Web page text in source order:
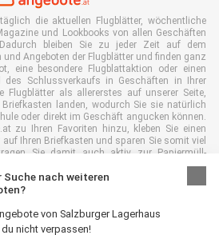
Suche nach weiteren
von Salzburger Lagerhaus
nicht verpassen!
die aktuellen Flugblätter, wöchentliche
und Lookbooks von allen Geschäften
bleiben Sie zu jeder Zeit auf dem
Angeboten der Flugblätter und finden ganz
eine besondere Flugblattaktion oder einen
des Schlussverkaufs in Geschäften in Ihrer
Flugblätter als allererstes auf unserer Seite,
landen, wodurch Sie sie natürlich
oder direkt im Geschäft angucken können.
zu Ihren Favoriten hinzu, kleben Sie einen
auf Ihren Briefkasten und sparen Sie somit viel
Sie damit auch aktiv zur Papiermüll-
Umwelt ist.